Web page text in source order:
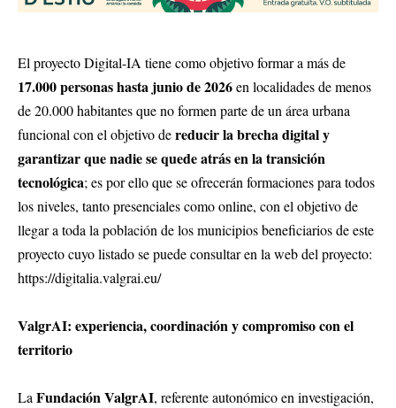
El proyecto Digital-IA tiene como objetivo formar a más de
17.000 personas hasta junio de 2026en localidades de menos
de 20.000 habitantes que no formen parte de un área urbana
funcional con el objetivo dereducir la brecha digital y
garantizar que nadie se quede atrás en la transición
tecnológica; es por ello que se ofrecerán formaciones para todos
los niveles, tanto presenciales como online, con el objetivo de
llegar a toda la población de los municipios beneficiarios de este
proyecto cuyo listado se puede consultar en la web del proyecto:
https://digitalia.valgrai.eu/
ValgrAI: experiencia, coordinación y compromiso con el
territorio
La Fundación ValgrAI, referente autonómico en investigación,